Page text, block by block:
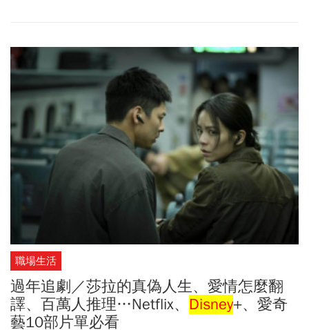
怕是肯定的。
職場生活
過年追劇／莎拉的真偽人生、愛情怎麼翻
譯、百萬人推理…Netflix、 Disney+、愛奇
藝10部片單必看